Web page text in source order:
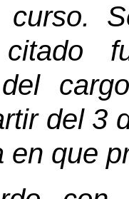
del 3
en que